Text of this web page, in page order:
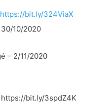
https://bit.ly/324ViaX
10/2020
– 2/11/2020
bit.ly/3spdZ4K